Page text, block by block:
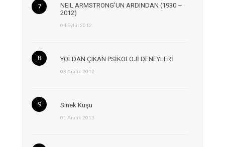
NEIL ARMSTRONG’UN ARDINDAN (1930 –
2012)
04 Eylül 2012
YOLDAN ÇIKAN PSİKOLOJİ DENEYLERİ
03 Aralık 2012
Sinek Kuşu
01 Aralık 2013